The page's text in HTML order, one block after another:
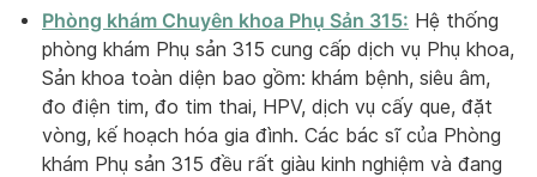
Phòng khám Chuyên khoa Phụ Sản 315: Hệ thống
phòng khám Phụ sản 315 cung cấp dịch vụ Phụ khoa,
Sản khoa toàn diện bao gồm: khám bệnh, siêu âm,
đo điện tim, đo tim thai, HPV, dịch vụ cấy que, đặt
vòng, kế hoạch hóa gia đình. Các bác sĩ của Phòng
khám Phụ sản 315 đều rất giàu kinh nghiệm và đang